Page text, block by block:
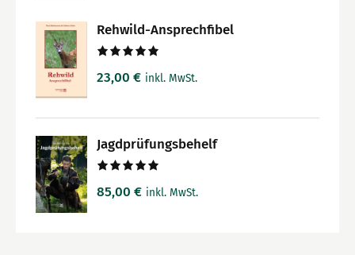
Rehwild-Ansprechfibel
mit5.00
23,00 € inkl. MwSt.
Jagdprüfungsbehelf
mit5.00
85,00 € inkl. MwSt.